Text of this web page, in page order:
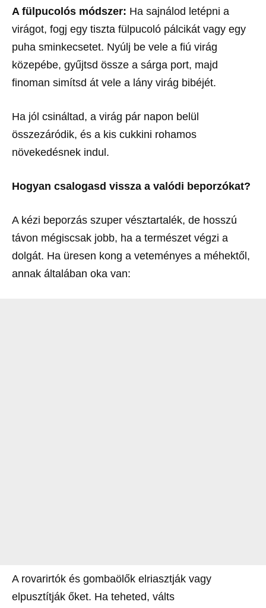
A fülpucolós módszer: Ha sajnálod letépni a
virágot, fogj egy tiszta fülpucoló pálcikát vagy egy
puha sminkecsetet. Nyúlj be vele a fiú virág
közepébe, gyűjtsd össze a sárga port, majd
finoman simítsd át vele a lány virág bibéjét.
Ha jól csináltad, a virág pár napon belül
összezáródik, és a kis cukkini rohamos
növekedésnek indul.
Hogyan csalogasd vissza a valódi beporzókat?
A kézi beporzás szuper vésztartalék, de hosszú
távon mégiscsak jobb, ha a természet végzi a
dolgát. Ha üresen kong a veteményes a méhektől,
annak általában oka van:
A rovarirtók és gombaölők elriasztják vagy
elpusztítják őket. Ha teheted, válts